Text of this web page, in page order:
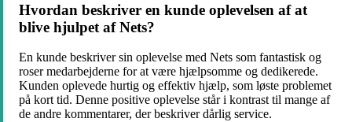
Hvordan beskriver en kunde oplevelsen af at
blive hjulpet af Nets?
En kunde beskriver sin oplevelse med Nets som fantastisk og
roser medarbejderne for at være hjælpsomme og dedikerede.
Kunden oplevede hurtig og effektiv hjælp, som løste problemet
på kort tid. Denne positive oplevelse står i kontrast til mange af
de andre kommentarer, der beskriver dårlig service.